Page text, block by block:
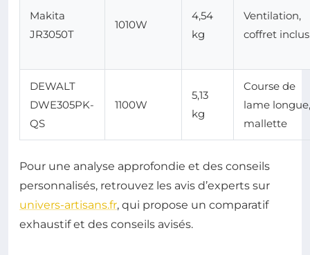
Makita
JR3050T
1010W
4,54
kg
Ventilation,
coffret inclus
DEWALT
DWE305PK-
QS
1100W
5,13
kg
Course de
lame longue,
mallette
Pour une analyse approfondie et des conseils
personnalisés, retrouvez les avis d’experts sur
univers-artisans.fr, qui propose un comparatif
exhaustif et des conseils avisés.